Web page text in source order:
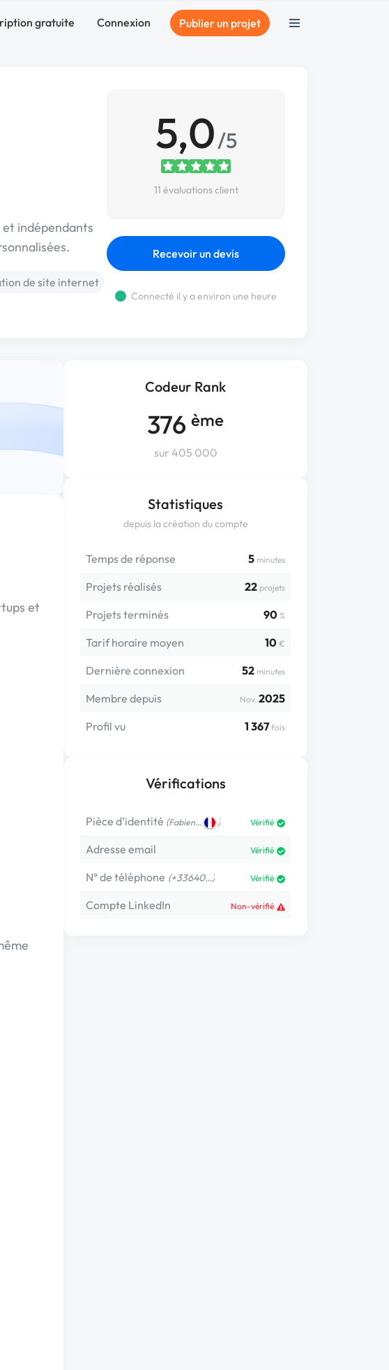
gratuite Connexion Publier un projet
et indépendants
de site internet
5,0/5
11 évaluations client
Recevoir un devis
Connecté il y a environ une heure
Codeur Rank
376 ème
sur 405 000
Statistiques
depuis la création du compte
Temps de réponse 5 minutes
Projets réalisés 22 projets
Projets terminés 90 %
Tarif horaire moyen 10 €
Dernière connexion 52 minutes
Membre depuis Nov. 2025
Profil vu
1 367 fois
Vérifications
Pièce d’identité (Fabien… ) Vérifié
Adresse email Vérifié
N° de téléphone (+33640…) Vérifié
Compte LinkedIn Non-vérifié
et